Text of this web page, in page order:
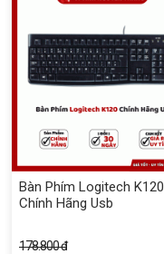
Bàn Phím Logitech K120
Chính Hãng Usb
178.800 đ